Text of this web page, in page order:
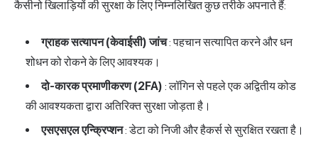
कैसीनो खिलाड़ियों की सुरक्षा के लिए निम्नलिखित कुछ तरीके अपनाते हैं:
ग्राहक सत्यापन (केवाईसी) जांच: पहचान सत्यापित करने और धन
शोधन को रोकने के लिए आवश्यक।
दो-कारक प्रमाणीकरण (2FA) : लॉगिन से पहले एक अद्वितीय कोड
की आवश्यकता द्वारा अतिरिक्त सुरक्षा जोड़ता है।
एसएसएल एन्क्रिप्शन: डेटा को निजी और हैकर्स से सुरक्षित रखता है।